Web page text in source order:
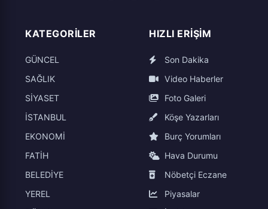
KATEGORILER
GÜNCEL
SAĞLIK
SİYASET
İSTANBUL
EKONOMİ
FATİH
BELEDİYE
YEREL
HIZLI ERIŞIM
Son Dakika
Video Haberler
Foto Galeri
Köşe Yazarları
Burç Yorumları
Hava Durumu
Nöbetçi Eczane
Piyasalar